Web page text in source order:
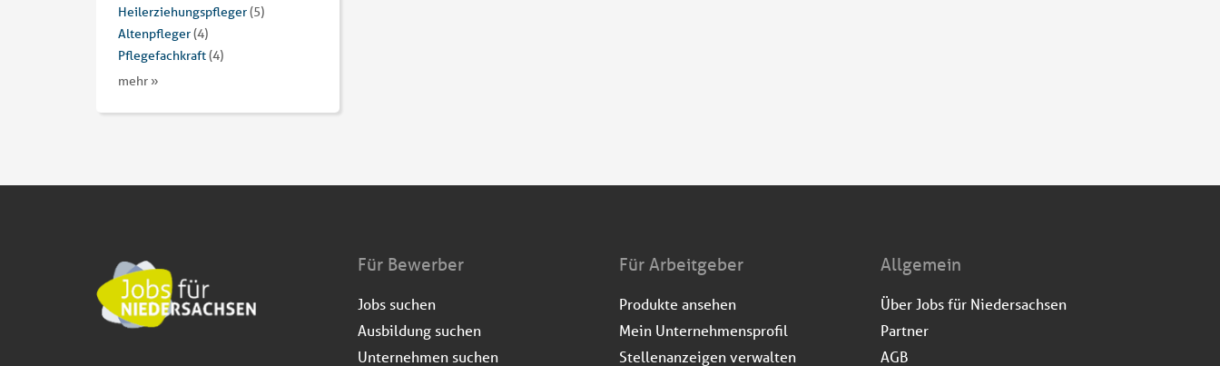
Heilerziehungspfleger(5)
Altenpfleger(4)
Pflegefachkraft(4)
mehr »
Für Bewerber
Jobs suchen
Ausbildung suchen
Unternehmen suchen
Für Arbeitgeber
Produkte ansehen
Mein Unternehmensprofil
Stellenanzeigen verwalten
Allgemein
Über Jobs für Niedersachsen
Partner
AGB